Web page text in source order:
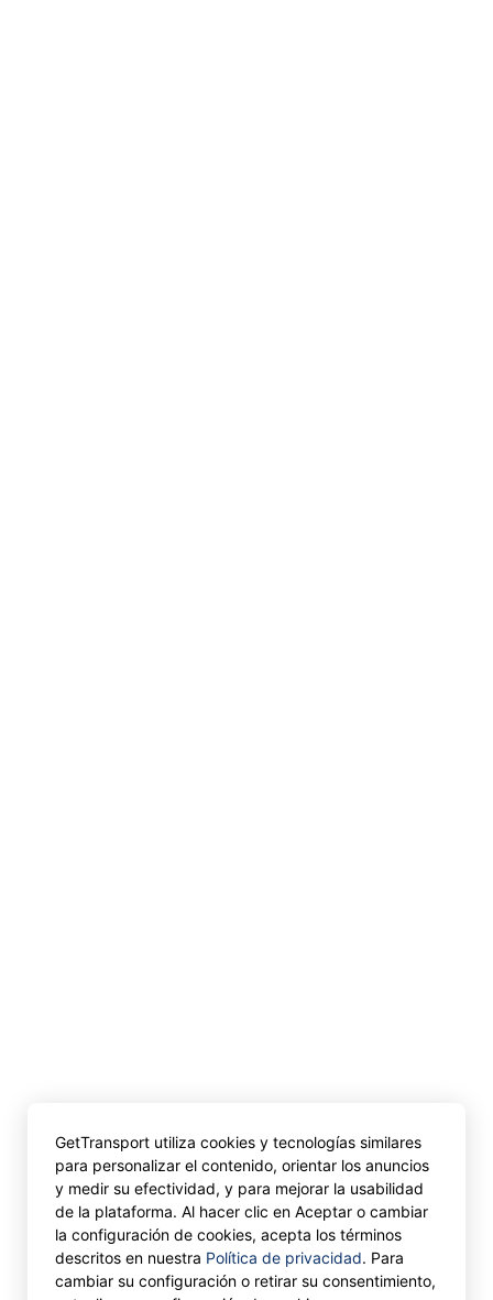
GetTransport utiliza cookies y tecnologías similares
para personalizar el contenido, orientar los anuncios
y medir su efectividad, y para mejorar la usabilidad
de la plataforma. Al hacer clic en Aceptar o cambiar
la configuración de cookies, acepta los términos
descritos en nuestra Política de privacidad. Para
cambiar su configuración o retirar su consentimiento,